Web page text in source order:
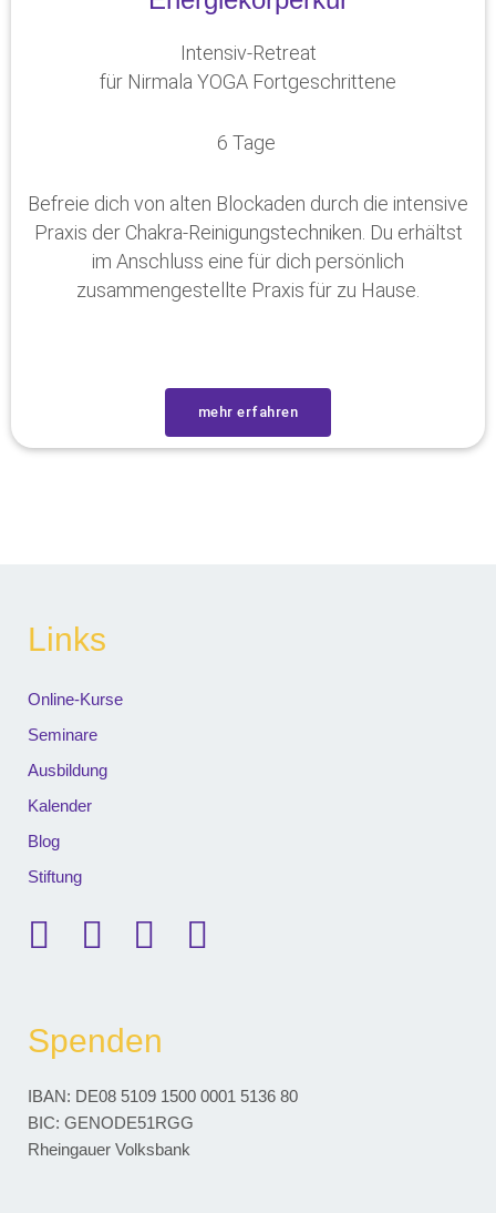
Intensiv-Retreat
für Nirmala YOGA Fortgeschrittene
6 Tage
Befreie dich von alten Blockaden durch die intensive
Praxis der Chakra-Reinigungstechniken. Du erhältst
im Anschluss eine für dich persönlich
zusammengestellte Praxis für zu Hause.
mehr erfahren
Links
Online-Kurse
Seminare
Ausbildung
Kalender
Blog
Stiftung
Spenden
IBAN: DE08 5109 1500 0001 5136 80
BIC: GENODE51RGG
Rheingauer Volksbank